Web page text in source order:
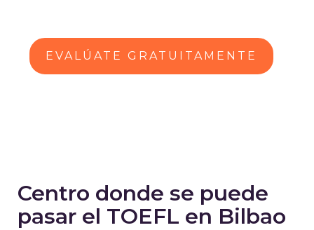
EVALÚATE GRATUITAMENTE
Centro donde se puede
pasar el TOEFL en Bilbao